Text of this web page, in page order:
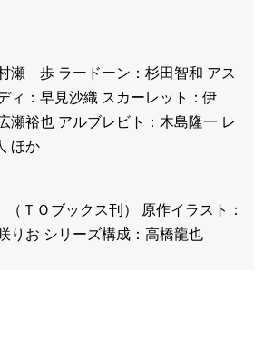
瀬 歩 ラードーン：杉田智和 アス
：早見沙織 スカーレット：伊
裕也 アルブレビト：木島隆一 レ
ほか
ＴＯブックス刊） 原作イラスト：
りお シリーズ構成：高橋龍也